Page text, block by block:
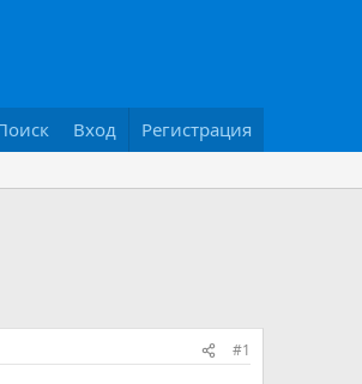
Вход Регистрация
#1